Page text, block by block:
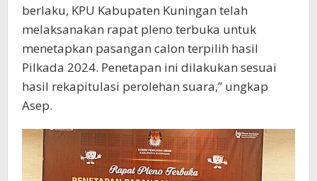
berlaku, KPU Kabupaten Kuningan telah
melaksanakan rapat pleno terbuka untuk
menetapkan pasangan calon terpilih hasil
Pilkada 2024. Penetapan ini dilakukan sesuai
hasil rekapitulasi perolehan suara,” ungkap
Asep.